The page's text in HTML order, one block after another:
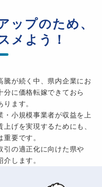
い 取引かけこみ寺
経済産業局
ト（中小企業庁）の開
い 秋田県
ップのため、
メよう！
騰が続く中、県内企業にお
分に価格転嫁できておら
ます。
・小規模事業者が収益を上
げを実現するためにも、
要です。
引の適正化に向けた県や
します。